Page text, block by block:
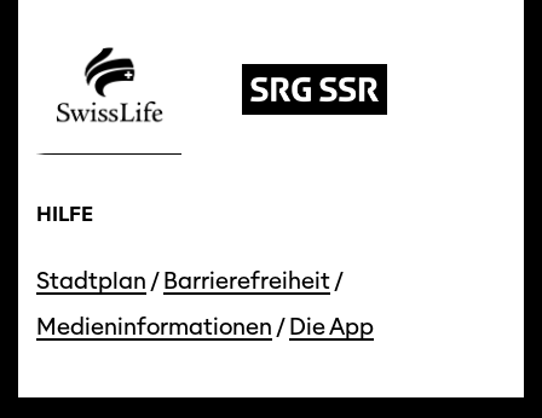
HILFE
Stadtplan /Barrierefreiheit/
Medieninformationen /Die App